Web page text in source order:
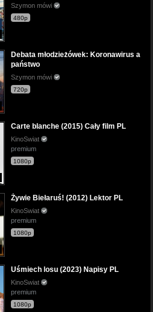
Szymon mówi
480p
Debata młodzieżówek: Koronawirus a
państwo
Szymon mówi
720p
Carte blanche (2015) Cały film PL
KinoSwiat
premium
1080p
Żywie Biełaruś! (2012) Lektor PL
KinoSwiat
premium
1080p
Uśmiech losu (2023) Napisy PL
KinoSwiat
premium
1080p